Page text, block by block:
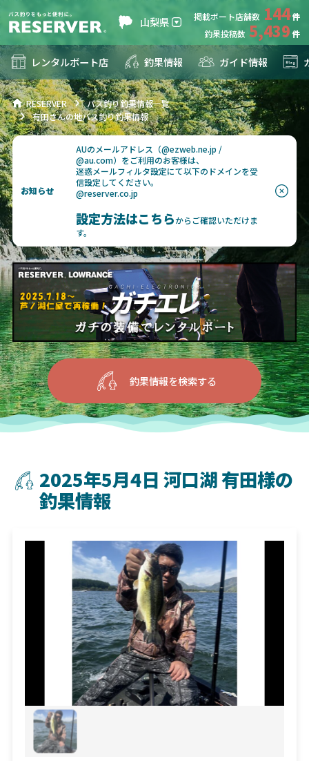
山梨県 掲載ボート店舗数 144
釣果投稿数 5,439
レンタルボート店 釣果情報 ガイド情報
RESERVER
バス釣り釣果情報一覧
有田さんの地バス釣り釣果情報
お知らせ
AUのメールアドレス（@ezweb.ne.jp /
@au.com）をご利用のお客様は、
迷惑メールフィルタ設定にて以下のドメインを受
信設定してください。
@reserver.co.jp
設定方法はこちらからご確認いただけま
す。
釣果情報を検索する
2025年5月4日 河口湖 有田様の
釣果情報